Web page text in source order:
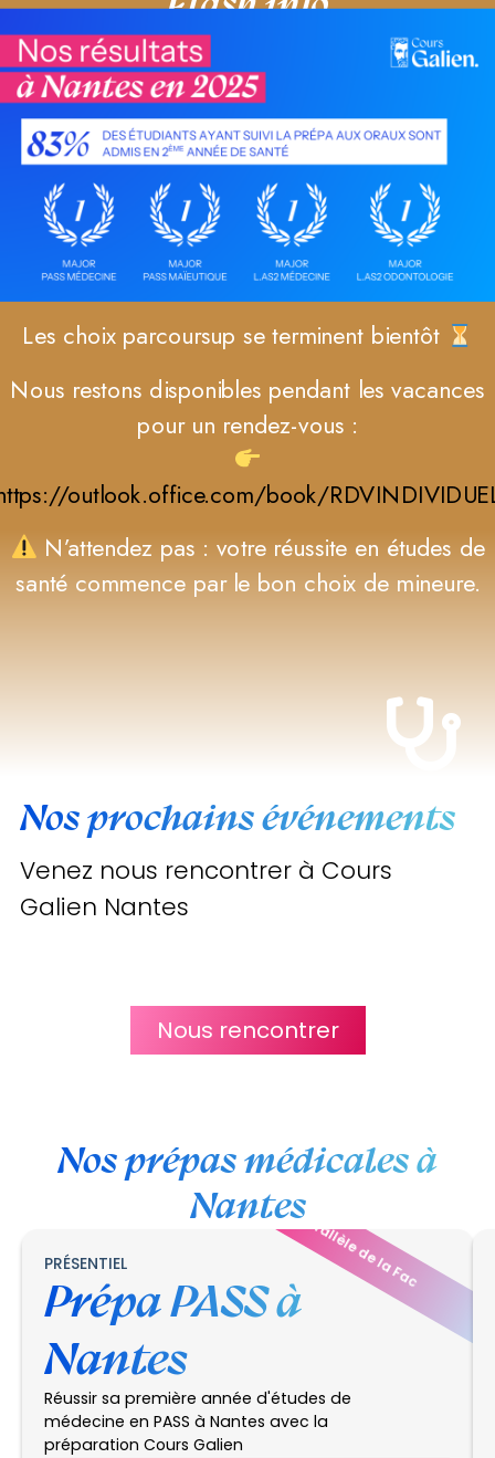
Les choix parcoursup se terminent bientôt
Nous restons disponibles pendant les vacances
pour un rendez-vous :
outlook.office.com/book/
N’attendez pas : votre réussite en études de
santé commence par le bon choix de mineure.
Nos prochains événements
Venez nous rencontrer à Cours
Galien Nantes
Nous rencontrer
Nos prépas médicales à
Nantes
PRÉSENTIEL
Prépa PASS à
Nantes
Réussir sa première année d'études de
médecine en PASS à Nantes avec la
préparation Cours Galien
en parallèle de la Fac